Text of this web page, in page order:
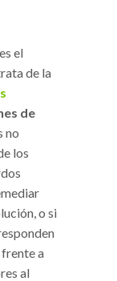
el
de la
de
no
los
o si
a
al